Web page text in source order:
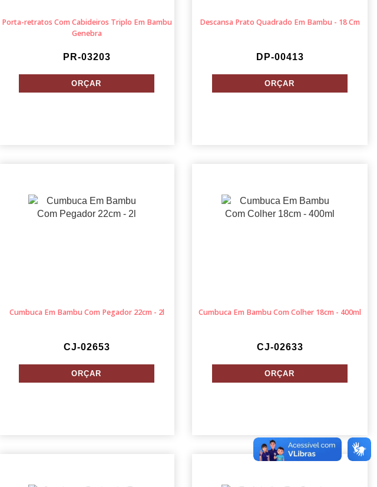
Porta-retratos Com Cabideiros Triplo Em Bambu
Genebra
PR-03203
Descansa Prato Quadrado Em Bambu - 18 Cm
DP-00413
Cumbuca Em Bambu Com Pegador 22cm - 2l
CJ-02653
Cumbuca Em Bambu Com Colher 18cm - 400ml
CJ-02633